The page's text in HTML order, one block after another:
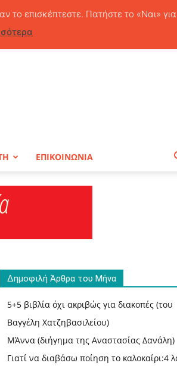
Σάββατο, 8 Αυγούστου,
ΕΠΙΚΟΙΝΩΝΙΑ
Δημοφιλή Άρθρα του Μήνα
5+5 βιβλία όχι ακριβώς για διακοπές (του
Βαγγέλη Χατζηβασιλείου)
ΜΆννα (διήγημα της Αναστασίας Δανάλη)
Γιατί να διαβάσω ποίηση το καλοκαίρι:4
το επισκέπτεστε. Πατήστε το «Ναι»